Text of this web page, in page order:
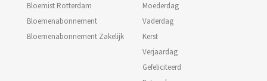
Bloemist Rotterdam
Bloemenabonnement
Bloemenabonnement Zakelijk
Moederdag
Vaderdag
Kerst
Verjaardag
Gefeliciteerd